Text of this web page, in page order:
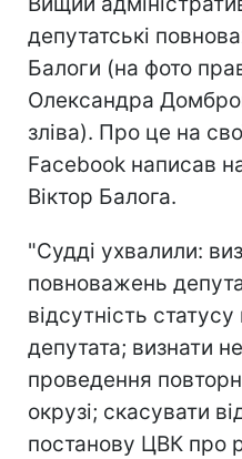
депутатські
Балоги (на фото
Олександра
зліва). Про це на
Facebook написав
Віктор Балога.
"Судді ухвалили:
повноважень
відсутність
депутата; визнати
проведення
окрузі; скасувати
постанову ЦВК про